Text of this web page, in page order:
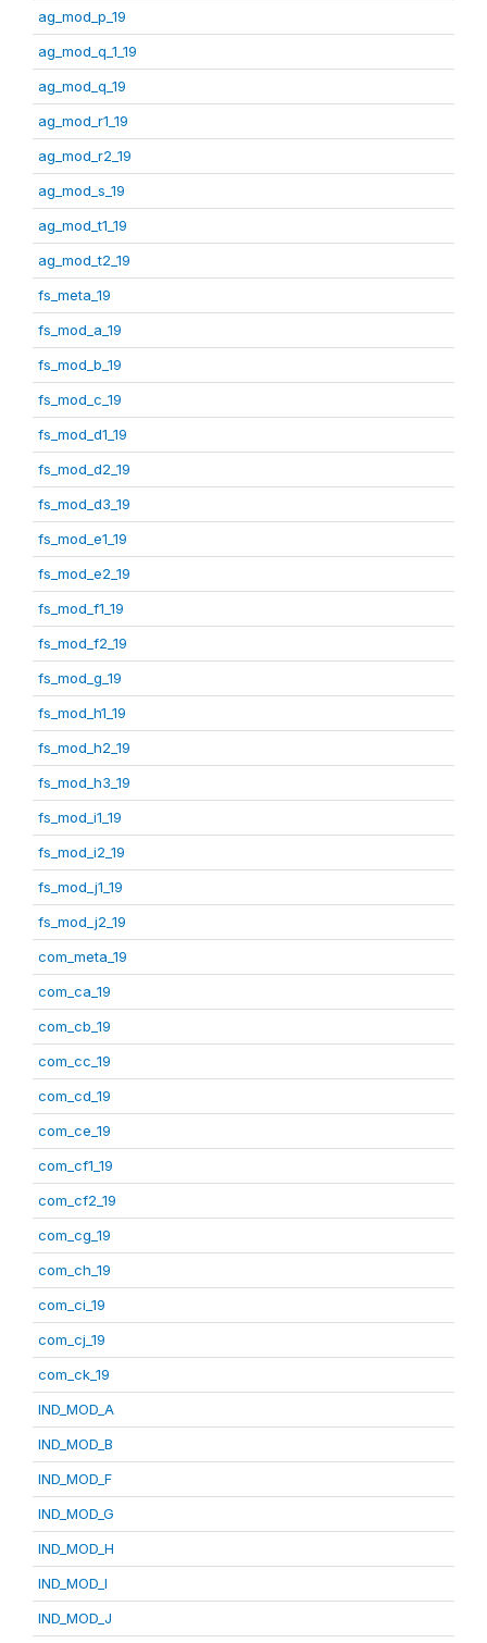
ag_mod_p_19
ag_mod_q_1_19
ag_mod_q_19
ag_mod_r1_19
ag_mod_r2_19
ag_mod_s_19
ag_mod_t1_19
ag_mod_t2_19
fs_meta_19
fs_mod_a_19
fs_mod_b_19
fs_mod_c_19
fs_mod_d1_19
fs_mod_d2_19
fs_mod_d3_19
fs_mod_e1_19
fs_mod_e2_19
fs_mod_f1_19
fs_mod_f2_19
fs_mod_g_19
fs_mod_h1_19
fs_mod_h2_19
fs_mod_h3_19
fs_mod_i1_19
fs_mod_i2_19
fs_mod_j1_19
fs_mod_j2_19
com_meta_19
com_ca_19
com_cb_19
com_cc_19
com_cd_19
com_ce_19
com_cf1_19
com_cf2_19
com_cg_19
com_ch_19
com_ci_19
com_cj_19
com_ck_19
IND_MOD_A
IND_MOD_B
IND_MOD_F
IND_MOD_G
IND_MOD_H
IND_MOD_I
IND_MOD_J